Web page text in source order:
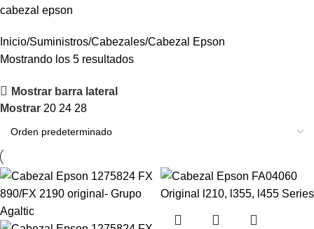
cabezal epson
Inicio Suministros Cabezales Cabezal Epson
Mostrando los 5 resultados
Mostrar barra lateral
Mostrar 20 24 28